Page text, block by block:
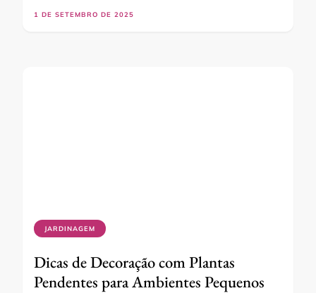
1 DE SETEMBRO DE 2025
JARDINAGEM
Dicas de Decoração com Plantas
Pendentes para Ambientes Pequenos